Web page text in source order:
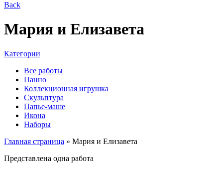
Back
Мария и Елизавета
Категории
Все работы
Панно
Коллекционная игрушка
Скульптура
Папье-маше
Икона
Наборы
Главная страница » Мария и Елизавета
Представлена одна работа